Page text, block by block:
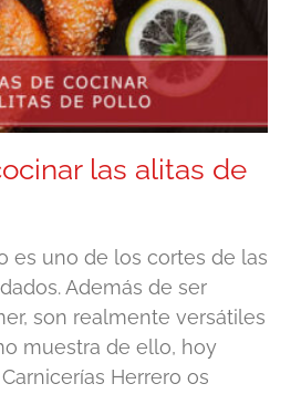
las alitas de
es uno de los cortes de las
Además de ser
son realmente versátiles
muestra de ello, hoy
Herrero os